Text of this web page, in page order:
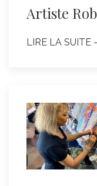
Artiste
LIRE LA SUITE